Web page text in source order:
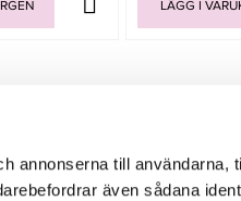
annonserna till användarna,
även sådana
LÄGG I
-15%